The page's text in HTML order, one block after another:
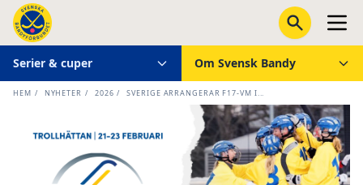
Serier & cuper Om Svensk Bandy
HEM / NYHETER / 2026 / SVERIGE ARRANGERAR F17-VM I...